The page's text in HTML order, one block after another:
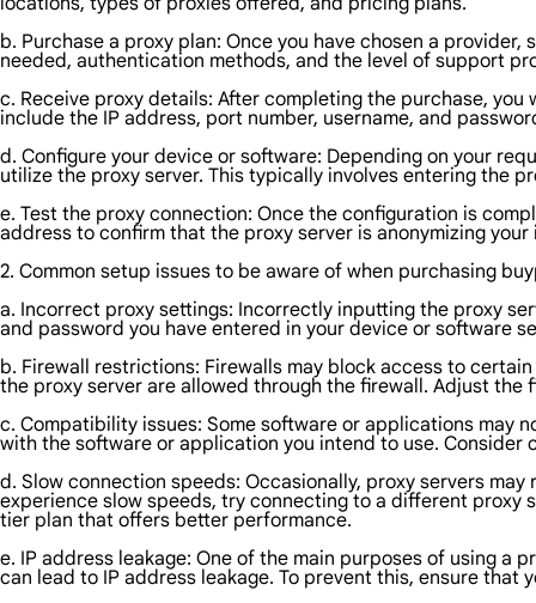
b. Purchase a proxy plan: Once you have chosen a
needed, authentication methods, and the level of support
c. Receive proxy details: After completing the purchase,
include the IP address, port number, username, and
d. Configure your device or software: Depending on your
utilize the proxy server. This typically involves entering the
e. Test the proxy connection: Once the configuration is
address to confirm that the proxy server is anonymizing
2. Common setup issues to be aware of when purchasing
a. Incorrect proxy settings: Incorrectly inputting the proxy
and password you have entered in your device or software
b. Firewall restrictions: Firewalls may block access to
the proxy server are allowed through the firewall. Adjust
c. Compatibility issues: Some software or applications may
with the software or application you intend to use.
d. Slow connection speeds: Occasionally, proxy servers
experience slow speeds, try connecting to a different
tier plan that offers better performance.
e. IP address leakage: One of the main purposes of using a
can lead to IP address leakage. To prevent this, ensure